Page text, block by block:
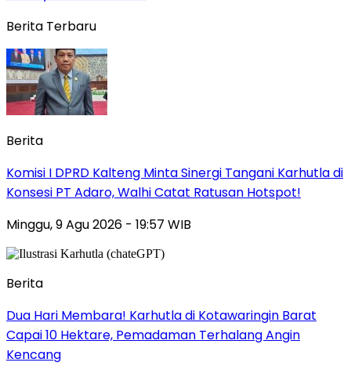
Berita Terbaru
Berita
Komisi I DPRD Kalteng Minta Sinergi Tangani Karhutla di
Konsesi PT Adaro, Walhi Catat Ratusan Hotspot!
Minggu, 9 Agu 2026 - 19:57 WIB
Berita
Dua Hari Membara! Karhutla di Kotawaringin Barat
Capai 10 Hektare, Pemadaman Terhalang Angin
Kencang